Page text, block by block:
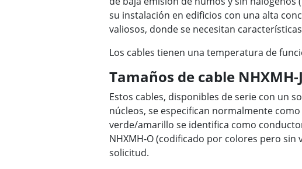
su instalación en edificios con una alta
valiosos, donde se necesitan
Los cables tienen una temperatura de
Tamaños de cable NHXMH-
Estos cables, disponibles de serie con un
núcleos, se especifican normalmente como
verde/amarillo se identifica como
NHXMH-O (codificado por colores pero
solicitud.